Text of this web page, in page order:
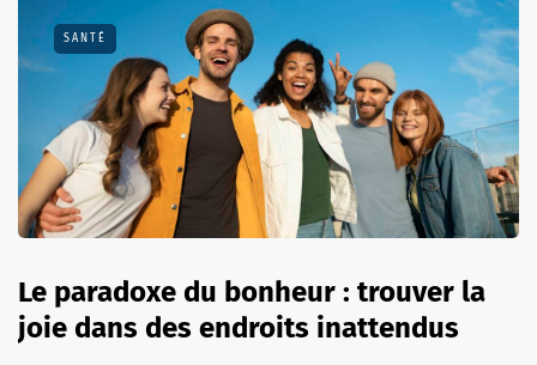
SANTÉ
Le paradoxe du bonheur : trouver la
joie dans des endroits inattendus